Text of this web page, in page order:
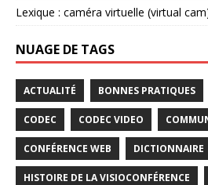
Lexique : caméra virtuelle (virtual
NUAGE DE TAGS
ACTUALITÉ BONNES PRATIQUES
CODEC CODEC VIDEO
CONFÉRENCE WEB DICTIONNAIRE
HISTOIRE DE LA VISIOCONFÉRENCE